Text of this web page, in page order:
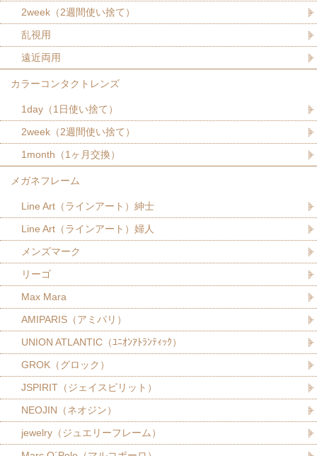
2week（2週間使い捨て）
乱視用
遠近両用
カラーコンタクトレンズ
1day（1日使い捨て）
2week（2週間使い捨て）
1month（1ヶ月交換）
メガネフレーム
Line Art（ラインアート）紳士
Line Art（ラインアート）婦人
メンズマーク
リーゴ
Max Mara
AMIPARIS（アミパリ）
UNION ATLANTIC（ﾕﾆｵﾝｱﾄﾗﾝﾃｨｯｸ）
GROK（グロック）
JSPIRIT（ジェイスピリット）
NEOJIN（ネオジン）
jewelry（ジュエリーフレーム）